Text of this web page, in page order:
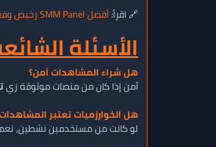
🔗 اقرأ:أفضل SMM Panel رخيص وفعّال في 2025
الأسئلة
هل شراء المشاهدات آمن؟
آمن إذا كان من منصات موثوقة زي
هل الخوارزميات تعتبر
لو كانت من مستخدمين نشطين،